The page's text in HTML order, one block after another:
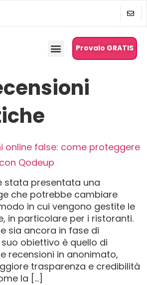
Provalo GRATIS
online false: come proteggere
Qodeup
stata presentata una
che potrebbe cambiare
in cui vengono gestite le
in particolare per i ristoranti.
sia ancora in fase di
obiettivo è quello di
recensioni in anonimato,
trasparenza e credibilità
la […]